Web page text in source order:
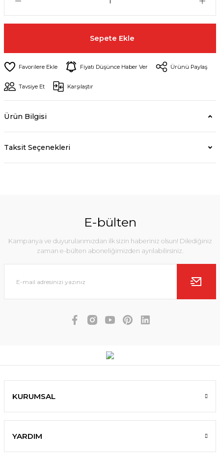
Sepete Ekle
Fiyatı Düşünce Haber Ver Ürünü Paylaş
Tavsiye Et Karşılaştır
Ürün Bilgisi
Taksit Seçenekleri
E-bülten
Kampanya ve duyurularımızdan ilk sizin haberiniz olsun! Dilediğiniz
zaman e-bülten aboneliğimizden ayrılabilirsiniz.
KURUMSAL
YARDIM